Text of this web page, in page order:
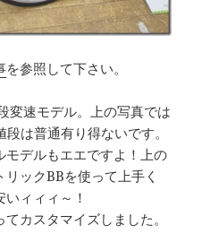
を参照して下さい。
変速モデル。上の写真では
は普通有り得ないです。
デルもエエですよ！上の
ックBBを使って上手く
ィィィ～！
カスタマイズしました。